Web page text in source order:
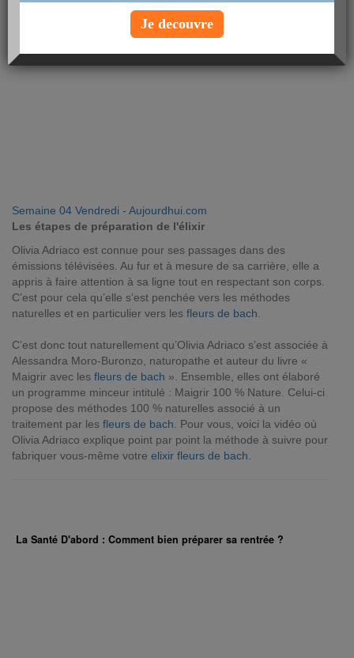
Semaine 04 Vendredi - Aujourdhui.com
Les étapes de préparation de l'élixir
Olivia Adriaco est connue pour ses passages dans des
émissions télévisées. Au fur et à mesure de sa carrière, elle a
appris à faire attention à sa ligne tout en respectant son corps.
C’est pour cela qu’elle s’est penchée vers les méthodes
naturelles et en particulier vers les fleurs de bach
C’est donc tout naturellement qu’Olivia Adriaco s’est associée à
Alessandra Moro-Buronzo, naturopathe et auteur du livre «
Maigrir avec les fleurs de bach ». Ensemble, elles ont élaboré
un programme minceur intitulé : Maigrir 100 % Nature. Celui-ci
propose des méthodes 100 % naturelles associé à un
traitement par les fleurs de bach . Pour vous, voici la vidéo où
Olivia Adriaco explique point par point la méthode à suivre pour
fabriquer vous-même votre elixir fleurs de bach
La Santé D'abord : Comment bien préparer sa rentrée ?
Je decouvre